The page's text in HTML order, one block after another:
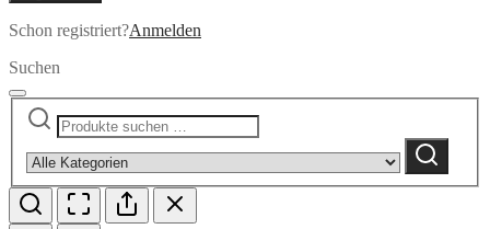
Schon registriert?Anmelden
Suchen
Suchen
nach:
category:
Suchen